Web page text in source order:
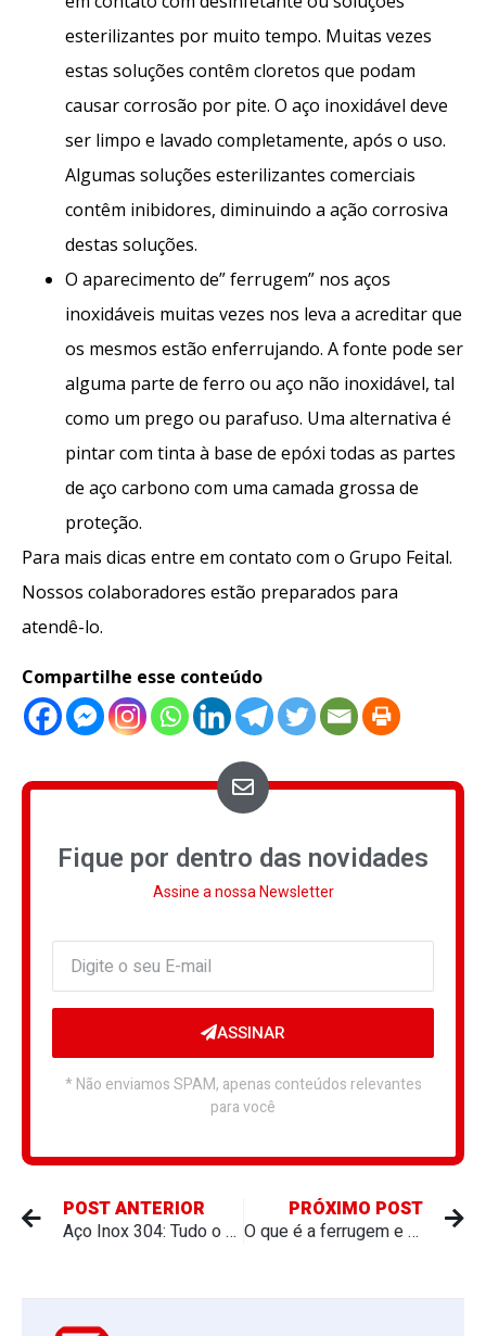
esterilizantes por muito tempo. Muitas vezes
estas soluções contêm cloretos que podam
causar corrosão por pite. O aço inoxidável deve
ser limpo e lavado completamente, após o uso.
Algumas soluções esterilizantes comerciais
contêm inibidores, diminuindo a ação corrosiva
destas soluções.
O aparecimento de” ferrugem” nos aços
inoxidáveis muitas vezes nos leva a acreditar que
os mesmos estão enferrujando. A fonte pode ser
alguma parte de ferro ou aço não inoxidável, tal
como um prego ou parafuso. Uma alternativa é
pintar com tinta à base de epóxi todas as partes
de aço carbono com uma camada grossa de
proteção.
Para mais dicas entre em contato com o Grupo Feital.
Nossos colaboradores estão preparados para
atendê-lo.
Compartilhe esse conteúdo
Fique por dentro das novidades
Assine a nossa Newsletter
ASSINAR
* Não enviamos SPAM, apenas conteúdos relevantes
para você
POST ANTERIOR
Aço Inox 304: Tudo o que você precisa saber
PRÓXIMO POST
O que é a ferrugem e quais os malefícios que ela provoca?